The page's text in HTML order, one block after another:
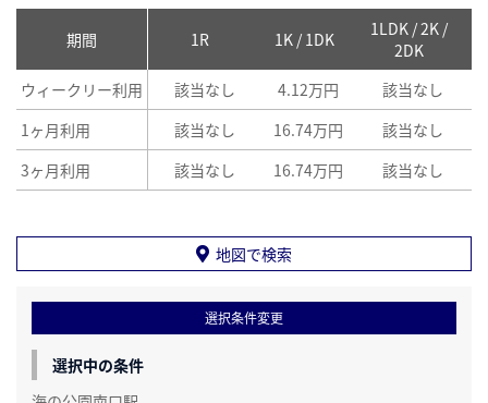
期間 1R 1K / 1DK
1LDK / 2K /
2DK
ウィークリー利用 該当なし 4.12万円 該当なし
1ヶ月利用
該当なし 16.74万円 該当なし
3ヶ月利用
該当なし 16.74万円 該当なし
地図で検索
選択条件変更
選択中の条件